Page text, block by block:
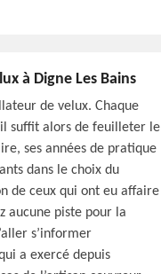
à Digne Les Bains
de velux. Chaque
suffit alors de feuilleter le
ses années de pratique
dans le choix du
de ceux qui ont eu affaire
aucune piste pour la
s’informer
a exercé depuis